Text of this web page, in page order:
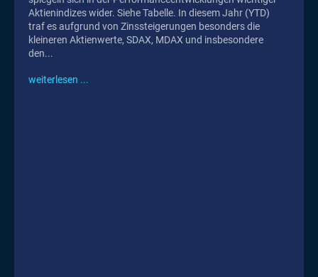
Aktienindizes wider. Siehe Tabelle. In diesem Jahr (YTD)
traf es aufgrund von Zinssteigerungen besonders die
kleineren Aktienwerte, SDAX, MDAX und insbesondere
den...
weiterlesen ...